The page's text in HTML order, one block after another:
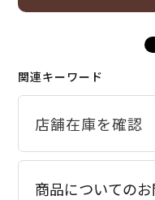
関連キーワード
商品についての